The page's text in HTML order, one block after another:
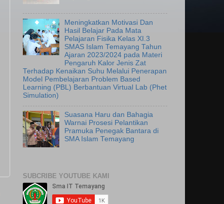
Meningkatkan Motivasi Dan
Hasil Belajar Pada Mata
Pelajaran Fisika Kelas XI.3
SMAS Islam Temayang Tahun
Ajaran 2023/2024 pada Materi
Pengaruh Kalor Jenis Zat
Terhadap Kenaikan Suhu Melalui Penerapan
Model Pembelajaran Problem Based
Learning (PBL) Berbantuan Virtual Lab (Phet
Simulation)
Suasana Haru dan Bahagia
Warnai Prosesi Pelantikan
Pramuka Penegak Bantara di
SMA Islam Temayang
SUBCRIBE YOUTUBE KAMI